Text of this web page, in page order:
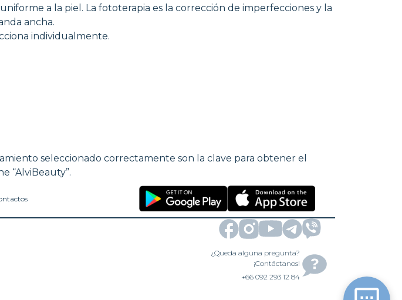
a la piel. La fototerapia es la corrección de imperfecciones y la
ancha.
individualmente.
seleccionado correctamente son la clave para obtener el
“AlviBeauty”.
¿Queda alguna pregunta?
¡Contáctanos!
+66 092 293 12 84